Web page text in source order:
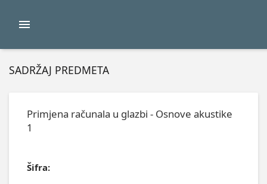
SADRŽAJ PREDMETA
Primjena računala u glazbi - Osnove akustike
1
Šifra: